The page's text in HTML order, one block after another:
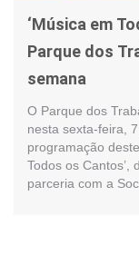
‘Música em
Parque dos
semana
O Parque dos
nesta sexta-feira,
programação
Todos os Cantos’,
parceria com a